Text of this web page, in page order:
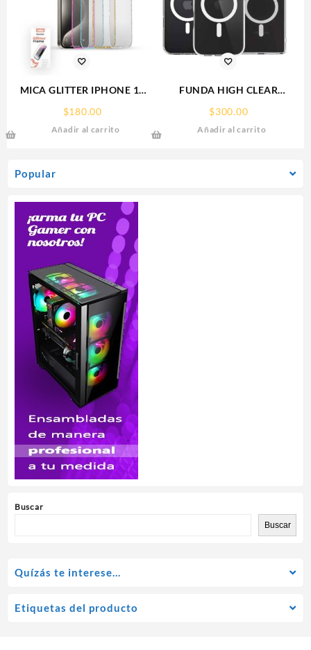
Popular
Buscar
Buscar
MICA GLITTER IPHONE 17
PRO MAX/IP 16PROMAX
GLITTER FRAME
RHINOGLASS
$180.00
Añadir al carrito
FUNDA HIGH CLEAR
IPHONE 15 WEKOVER
$300.00
Añadir al carrito
Quízás te interese…
Etiquetas del producto